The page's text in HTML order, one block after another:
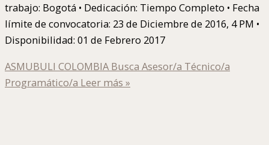
trabajo: Bogotá • Dedicación: Tiempo Completo • Fecha
límite de convocatoria: 23 de Diciembre de 2016, 4 PM •
Disponibilidad: 01 de Febrero 2017
ASMUBULI COLOMBIA Busca Asesor/a Técnico/a
Programático/a Leer más »